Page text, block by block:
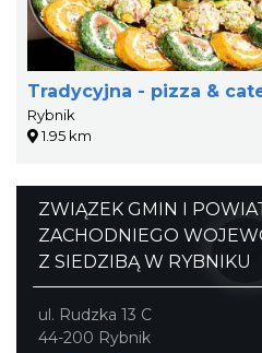
Tradycyjna - pizza &
Rybnik
1.95 km
ZWIĄZEK GMIN I
ZACHODNIEGO
Z SIEDZIBĄ W RYBNIKU
ul. Rudzka 13 C
44-200 Rybnik